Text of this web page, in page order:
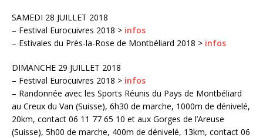
SAMEDI 28 JUILLET 2018
– Festival Eurocuivres 2018 > infos
– Estivales du Près-la-Rose de Montbéliard 2018 > infos
DIMANCHE 29 JUILLET 2018
– Festival Eurocuivres 2018 > infos
– Randonnée avec les Sports Réunis du Pays de Montbéliard
au Creux du Van (Suisse), 6h30 de marche, 1000m de dénivelé,
20km, contact 06 11 77 65 10 et aux Gorges de l’Areuse
(Suisse), 5h00 de marche, 400m de dénivelé, 13km, contact 06